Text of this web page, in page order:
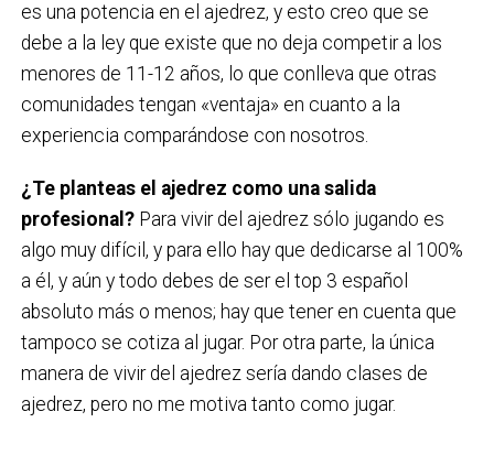
es una potencia en el ajedrez, y esto creo que se
debe a la ley que existe que no deja competir a los
menores de 11-12 años, lo que conlleva que otras
comunidades tengan «ventaja» en cuanto a la
experiencia comparándose con nosotros.
¿Te planteas el ajedrez como una salida
profesional?Para vivir del ajedrez sólo jugando es
algo muy difícil, y para ello hay que dedicarse al 100%
a él, y aún y todo debes de ser el top 3 español
absoluto más o menos; hay que tener en cuenta que
tampoco se cotiza al jugar. Por otra parte, la única
manera de vivir del ajedrez sería dando clases de
ajedrez, pero no me motiva tanto como jugar.